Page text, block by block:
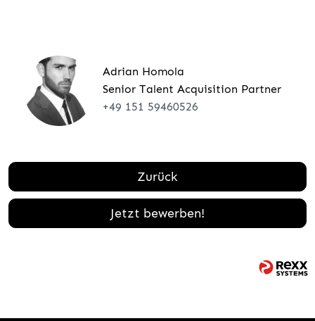
Adrian Homola
Senior Talent Acquisition Partner
+49 151 59460526
Zurück
Jetzt bewerben!